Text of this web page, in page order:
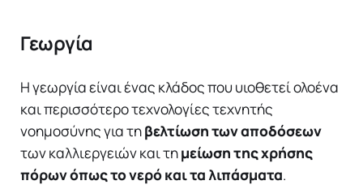
Γεωργία
Η γεωργία είναι ένας κλάδος που υιοθετεί ολοένα
και περισσότερο τεχνολογίες τεχνητής
νοημοσύνης για τηβελτίωση των αποδόσεων
των καλλιεργειών και τημείωση της χρήσης
πόρων όπως το νερό και τα λιπάσματα.